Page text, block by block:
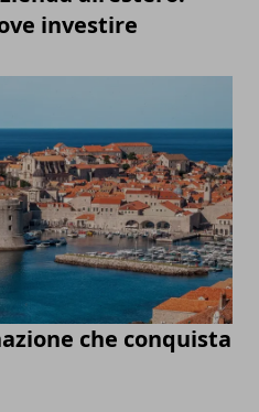
investire
che conquista